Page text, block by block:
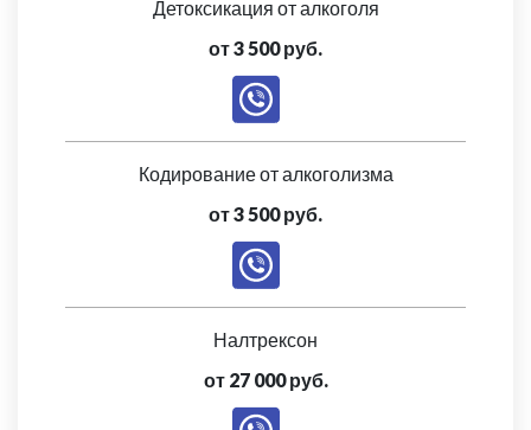
Детоксикация от алкоголя
от 3 500 руб.
Кодирование от алкоголизма
от 3 500 руб.
Налтрексон
от 27 000 руб.